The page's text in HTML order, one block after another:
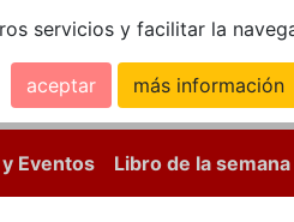
servicios y facilitar la
aceptar más información
Eventos Libro de la semana